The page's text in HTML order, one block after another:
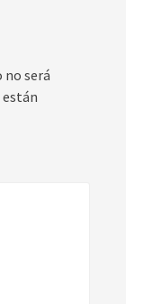
no será
están